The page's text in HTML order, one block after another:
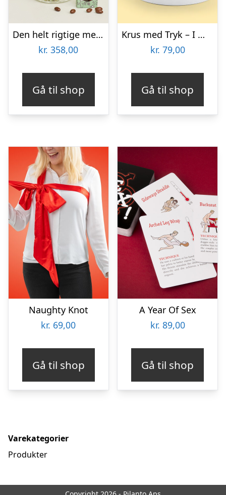
Den helt rigtige med flødechokolade mandler
kr. 358,00
Gå til shop
Krus med Tryk – I Will Always Love You
kr. 79,00
Gå til shop
Naughty Knot
kr. 69,00
Gå til shop
A Year Of Sex
kr. 89,00
Gå til shop
Varekategorier
Produkter